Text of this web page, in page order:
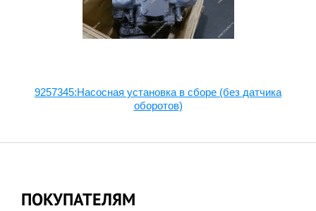
9257345:Насосная установка в сборе (без датчика
оборотов)
ПОКУПАТЕЛЯМ